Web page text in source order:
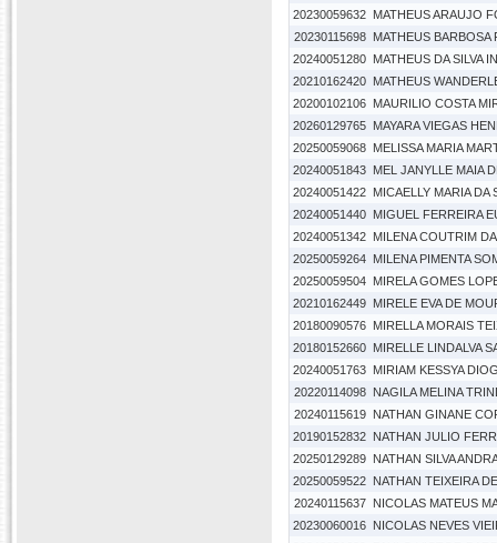
20230059632 MATHEUS ARAUJO
20230115698
MATHEUS BARBOSA
20240051280 MATHEUS DA SILVA
20210162420 MATHEUS
20200102106 MAURILIO COSTA
20260129765 MAYARA VIEGAS
20250059068 MELISSA MARIA
20240051843 MEL JANYLLE MAIA
20240051422 MICAELLY MARIA DA
20240051440 MIGUEL FERREIRA
20240051342 MILENA COUTRIM DA
20250059264 MILENA PIMENTA
20250059504 MIRELA GOMES
20210162449 MIRELE EVA DE
20180090576 MIRELLA MORAIS
20180152660 MIRELLE LINDALVA
20240051763 MIRIAM KESSYA
20220114098
NAGILA MELINA
20240115619
NATHAN GINANE
20190152832 NATHAN JULIO
20250129289 NATHAN SILVA
20250059522 NATHAN TEIXEIRA
20240115637
NICOLAS MATEUS
20230060016 NICOLAS NEVES